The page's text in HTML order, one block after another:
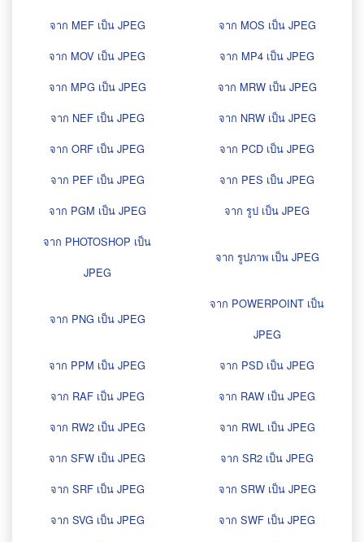
จาก MEF เป็น JPEG
จาก MOS เป็น JPEG
จาก MOV เป็น JPEG
จาก MP4 เป็น JPEG
จาก MPG เป็น JPEG
จาก MRW เป็น JPEG
จาก NEF เป็น JPEG
จาก NRW เป็น JPEG
จาก ORF เป็น JPEG
จาก PCD เป็น JPEG
จาก PEF เป็น JPEG
จาก PES เป็น JPEG
จาก PGM เป็น JPEG
จาก รูป เป็น JPEG
จาก PHOTOSHOP เป็น
JPEG
จาก รูปภาพ เป็น JPEG
จาก PNG เป็น JPEG
จาก POWERPOINT เป็น
JPEG
จาก PPM เป็น JPEG
จาก PSD เป็น JPEG
จาก RAF เป็น JPEG
จาก RAW เป็น JPEG
จาก RW2 เป็น JPEG
จาก RWL เป็น JPEG
จาก SFW เป็น JPEG
จาก SR2 เป็น JPEG
จาก SRF เป็น JPEG
จาก SRW เป็น JPEG
จาก SVG เป็น JPEG
จาก SWF เป็น JPEG